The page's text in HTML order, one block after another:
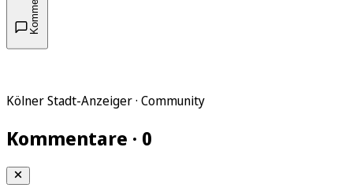
Kölner Stadt-Anzeiger · Community
Kommentare · 0